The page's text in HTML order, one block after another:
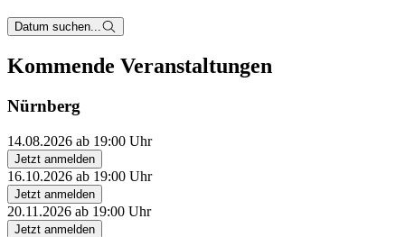
Datum suchen...
Kommende Veranstaltungen
Nürnberg
14.08.2026 ab 19:00 Uhr
Jetzt anmelden
16.10.2026 ab 19:00 Uhr
Jetzt anmelden
20.11.2026 ab 19:00 Uhr
Jetzt anmelden